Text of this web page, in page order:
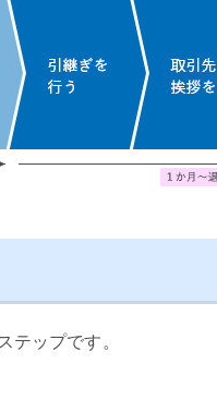
テップです。